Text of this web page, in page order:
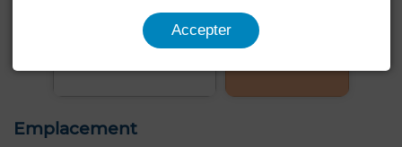
+4 PHOTOS
Emplacement
Accepter